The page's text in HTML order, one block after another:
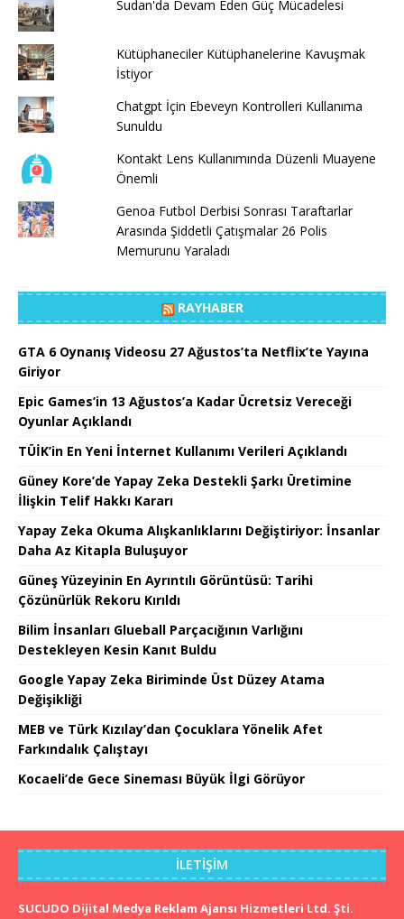
Sudan'da Devam Eden Güç Mücadelesi
Kütüphaneciler Kütüphanelerine Kavuşmak
İstiyor
Chatgpt İçin Ebeveyn Kontrolleri Kullanıma
Sunuldu
Kontakt Lens Kullanımında Düzenli Muayene
Önemli
Genoa Futbol Derbisi Sonrası Taraftarlar
Arasında Şiddetli Çatışmalar 26 Polis
Memurunu Yaraladı
RAYHABER
GTA 6 Oynanış Videosu 27 Ağustos’ta Netflix’te Yayına
Giriyor
Epic Games’in 13 Ağustos’a Kadar Ücretsiz Vereceği
Oyunlar Açıklandı
TÜİK’in En Yeni İnternet Kullanımı Verileri Açıklandı
Güney Kore’de Yapay Zeka Destekli Şarkı Üretimine
İlişkin Telif Hakkı Kararı
Yapay Zeka Okuma Alışkanlıklarını Değiştiriyor: İnsanlar
Daha Az Kitapla Buluşuyor
Güneş Yüzeyinin En Ayrıntılı Görüntüsü: Tarihi
Çözünürlük Rekoru Kırıldı
Bilim İnsanları Glueball Parçacığının Varlığını
Destekleyen Kesin Kanıt Buldu
Google Yapay Zeka Biriminde Üst Düzey Atama
Değişikliği
MEB ve Türk Kızılay’dan Çocuklara Yönelik Afet
Farkındalık Çalıştayı
Kocaeli’de Gece Sineması Büyük İlgi Görüyor
İLETIŞIM
SUCUDO Dijital Medya Reklam Ajansı Hizmetleri Ltd. Şti.